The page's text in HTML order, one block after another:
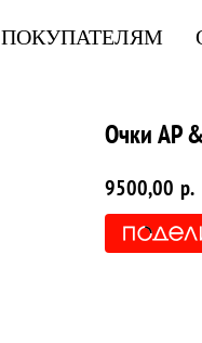
ПОКУПАТЕЛЯМ
Очки AP
9500,00 р.